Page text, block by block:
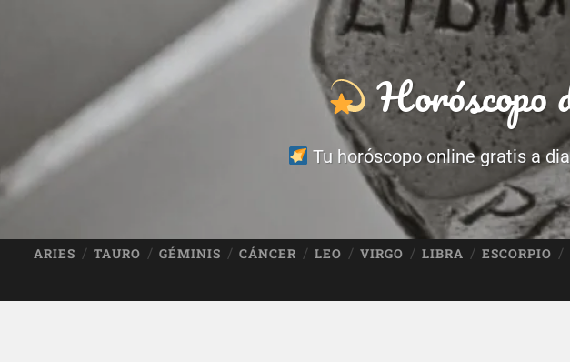
Horóscopo
Tu horóscopo online gratis a
ARIES TAURO GÉMINIS CÁNCER LEO VIRGO LIBRA ESCORPIO